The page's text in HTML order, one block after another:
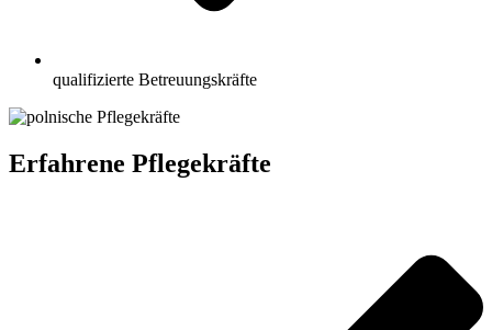
qualifizierte Betreuungskräfte
Erfahrene Pflegekräfte